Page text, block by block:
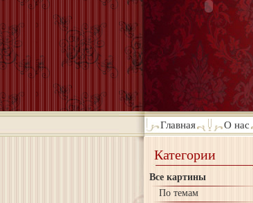
Главная О нас
Категории
Все картины
По темам